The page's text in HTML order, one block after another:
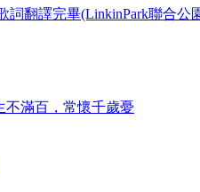
詞翻譯完畢(LinkinPark聯合公
不滿百，常懷千歲憂